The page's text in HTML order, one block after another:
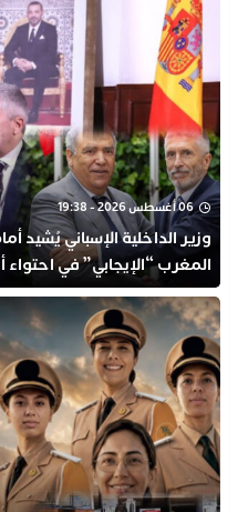
06 أغسطس 2026 - 19:38
وزير الداخلية الإسباني يُشيد
المغرب “الإيجابي” في احتواء